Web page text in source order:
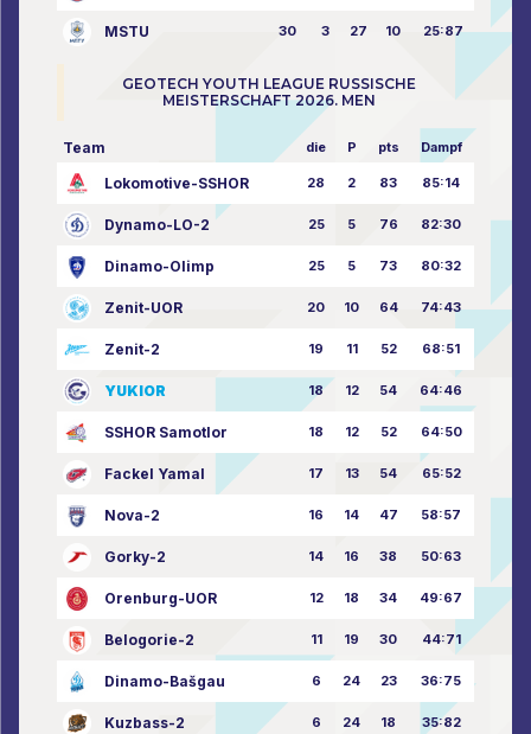
MSTU 30 3 27 10 25:87
GEOTECH YOUTH LEAGUE RUSSISCHE
MEISTERSCHAFT 2026. MEN
Team die P pts Dampf
Lokomotive-SSHOR 28 2 83 85:14
Dynamo-LO-2 25 5 76 82:30
Dinamo-Olimp 25 5 73 80:32
Zenit-UOR 20 10 64 74:43
Zenit-2 19 11 52 68:51
YUKIOR 18 12 54 64:46
SSHOR Samotlor 18 12 52 64:50
Fackel Yamal 17 13 54 65:52
Nova-2 16 14 47 58:57
Gorky-2 14 16 38 50:63
Orenburg-UOR 12 18 34 49:67
Belogorie-2 11 19 30 44:71
Dinamo-Bašgau 6 24 23 36:75
Kuzbass-2 6 24 18 35:82